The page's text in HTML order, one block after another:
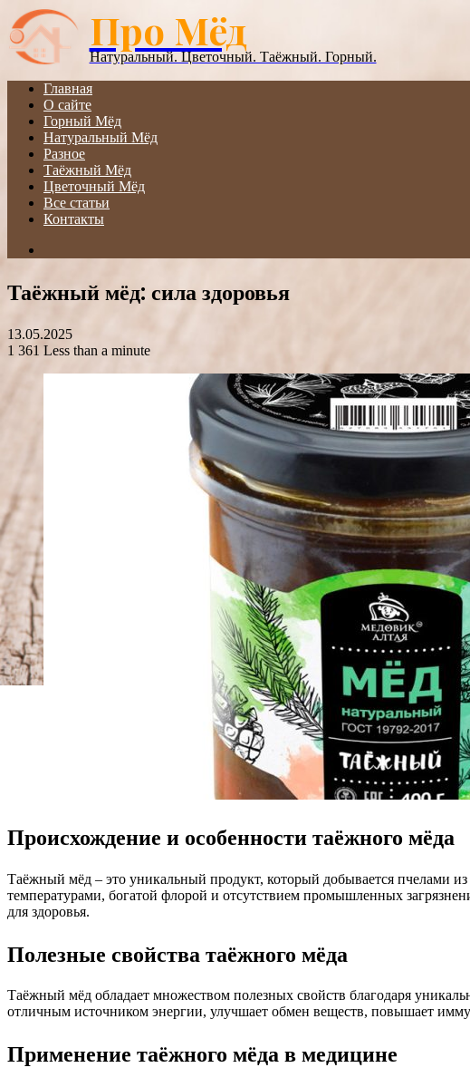
Menu Про Мёд
Натуральный. Цветочный. Таёжный. Горный.
Главная
О сайте
Горный Мёд
Натуральный Мёд
Разное
Таёжный Мёд
Цветочный Мёд
Все статьи
Контакты
Таёжный мёд: сила здоровья
13.05.2025
1 361 Less than a minute
Происхождение и особенности таёжного мёда
Таёжный мёд – это уникальный продукт, который добывается пчелами
температурами, богатой флорой и отсутствием промышленных
для здоровья.
Полезные свойства таёжного мёда
Таёжный мёд обладает множеством полезных свойств благодаря
отличным источником энергии, улучшает обмен веществ, повышает
Применение таёжного мёда в медицине